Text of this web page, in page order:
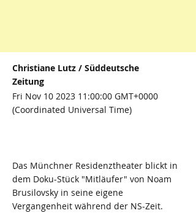
Christiane Lutz / Süddeutsche
Zeitung
Fri Nov 10 2023 11 :00:00 GMT+0000
(Coordinated Universal Time)
Das Münchner Residenztheater blickt in
dem Doku-Stück "Mitläufer" von Noam
Brusilovsky in seine eigene
Vergangenheit während der NS-Zeit.